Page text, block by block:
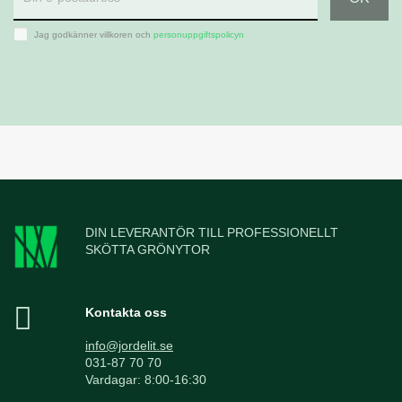
Jag godkänner villkoren och personuppgiftspolicyn
DIN LEVERANTÖR TILL PROFESSIONELLT
SKÖTTA GRÖNYTOR
Kontakta oss
info@jordelit.se
031-87 70 70
Vardagar: 8:00-16:30